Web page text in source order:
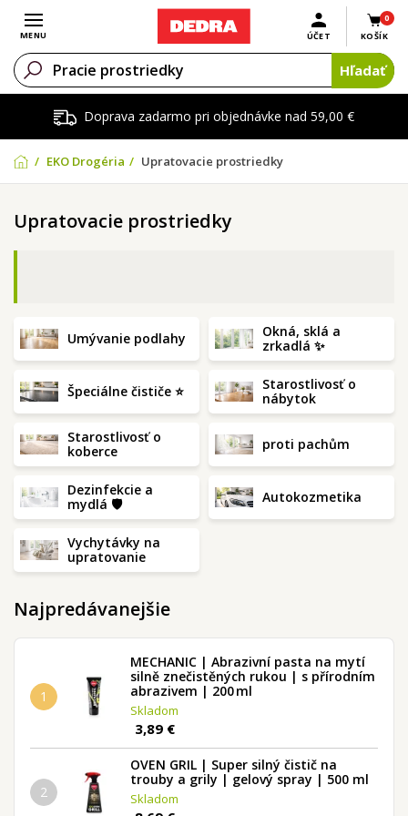
Doprava zadarmo pri objednávke nad 59,00 €
Otvoriť menu
MENU
0
KOŠÍK
ÚČET
Hľadať
EKO Drogéria Upratovacie prostriedky
Upratovacie prostriedky
Umývanie podlahy
Okná, sklá a
zrkadlá ✨
Špeciálne čističe ⭐
Starostlivosť o
nábytok
Starostlivosť o
koberce
proti pachům
Dezinfekcie a
mydlá 🛡️
Autokozmetika
Vychytávky na
upratovanie
Najpredávanejšie
1
MECHANIC | Abrazivní pasta na mytí
silně znečistěných rukou | s přírodním
abrazivem | 200 ml
Skladom
3,89 €
2
OVEN GRIL | Super silný čistič na
trouby a grily | gelový spray | 500 ml
Skladom